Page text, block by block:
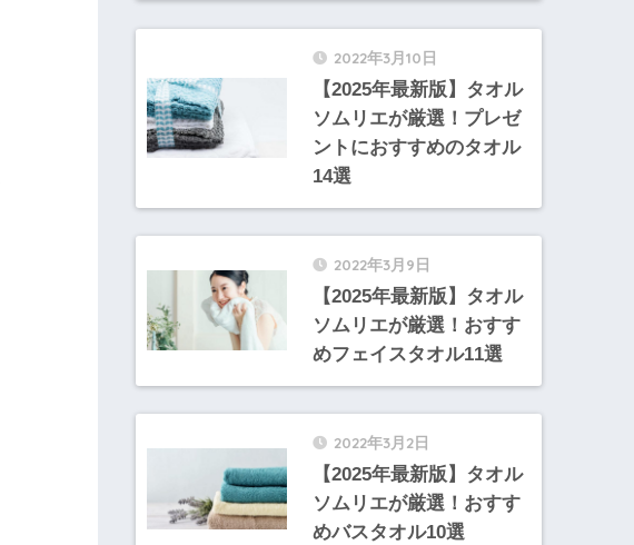
2022年3月10日
【2025年最新版】タオル
ソムリエが厳選！プレゼ
ントにおすすめのタオル
14選
2022年3月9日
【2025年最新版】タオル
ソムリエが厳選！おすす
めフェイスタオル11選
2022年3月2日
【2025年最新版】タオル
ソムリエが厳選！おすす
めバスタオル10選